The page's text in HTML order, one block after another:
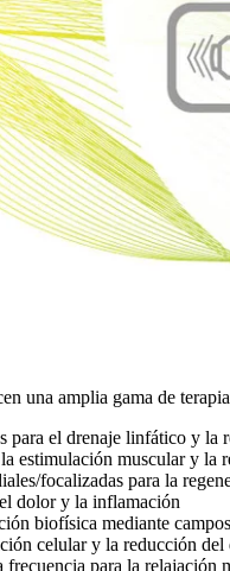
una amplia gama de
para el drenaje linfático y la
estimulación muscular y la
focalizadas para la
dolor y la inflamación
biofísica mediante
celular y la reducción del
para la relajación